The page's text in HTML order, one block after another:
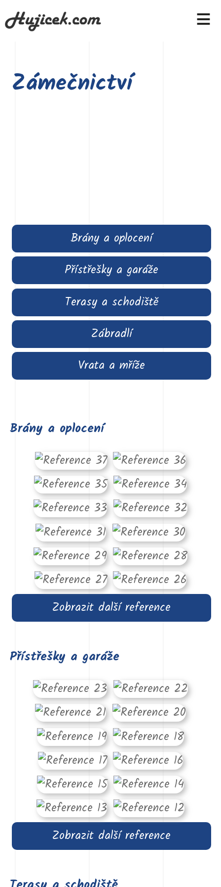
≡
Zámečnictví
Brány a oplocení
Přístřešky a garáže
Terasy a schodiště
Zábradlí
Vrata a mříže
Brány a oplocení
Zobrazit další reference
Přístřešky a garáže
Zobrazit další reference